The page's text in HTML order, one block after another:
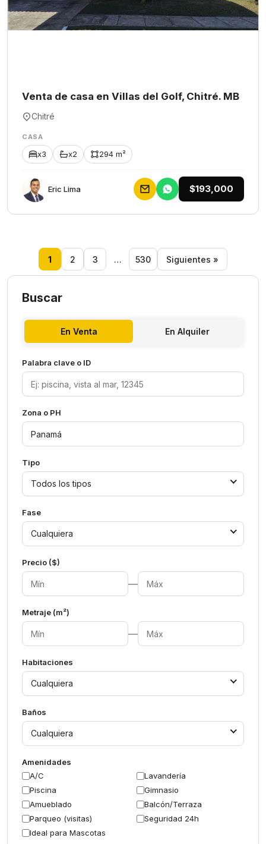
Venta de casa en Villas del Golf, Chitré. MB
Chitré
CASA
x3 x2 294 m²
Eric Lima $193,000
1 2 3 … 530 Siguientes »
Buscar
En Venta En Alquiler
Palabra clave o ID
Zona o PH
Tipo
Todos los tipos
Fase
Cualquiera
Precio ($)
—
Metraje (m²)
—
Habitaciones
Cualquiera
Baños
Cualquiera
Amenidades
A/C
Lavandería
Piscina
Gimnasio
Amueblado
Balcón/Terraza
Parqueo (visitas)
Seguridad 24h
Ideal para Mascotas